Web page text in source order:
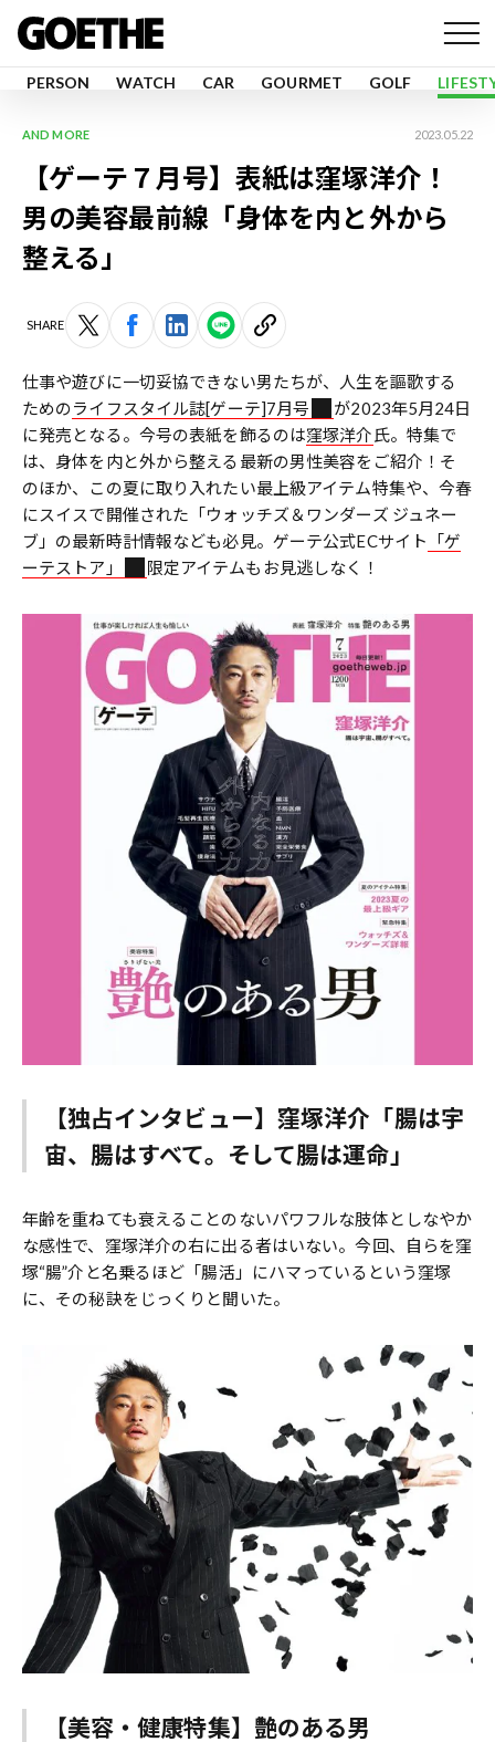
PERSON WATCH CAR GOURMET GOLF
AND MORE 2023.05.22
【ゲーテ７月号】表紙は窪塚洋介！
男の美容最前線「身体を内と外から
整える」
SHARE
仕事や遊びに一切妥協できない男たちが、人生を謳歌する
ためのライフスタイル誌[ゲーテ]7月号
が2023年5月24日
に発売となる。今号の表紙を飾るのは窪塚洋介 氏。特集で
は、身体を内と外から整える最新の男性美容をご紹介！そ
のほか、この夏に取り入れたい最上級アイテム特集や、今春
にスイスで開催された「ウォッチズ＆ワンダーズ ジュネー
ブ」の最新時計情報なども必見。ゲーテ公式ECサイト
「ゲ
ーテストア」
限定アイテムもお見逃しなく！
【独占インタビュー】窪塚洋介「腸は宇
宙、腸はすべて。そして腸は運命」
年齢を重ねても衰えることのないパワフルな肢体としなやか
な感性で、窪塚洋介の右に出る者はいない。今回、自らを窪
塚“腸”介と名乗るほど「腸活」にハマっているという窪塚
に、その秘訣をじっくりと聞いた。
【美容・健康特集】艶のある男